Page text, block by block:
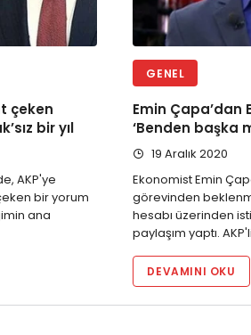
çeken
bir yıl
AKP'ye
bir yorum
ana
GENEL
Emin
‘Benden başka
19 Aralık 2020
Ekonomist Emin
görevinden
hesabı üzerinden
paylaşım yaptı.
DEVAMINI OKU